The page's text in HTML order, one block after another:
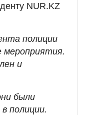
NUR.KZ
полиции
мероприятия.
и
были
полиции.